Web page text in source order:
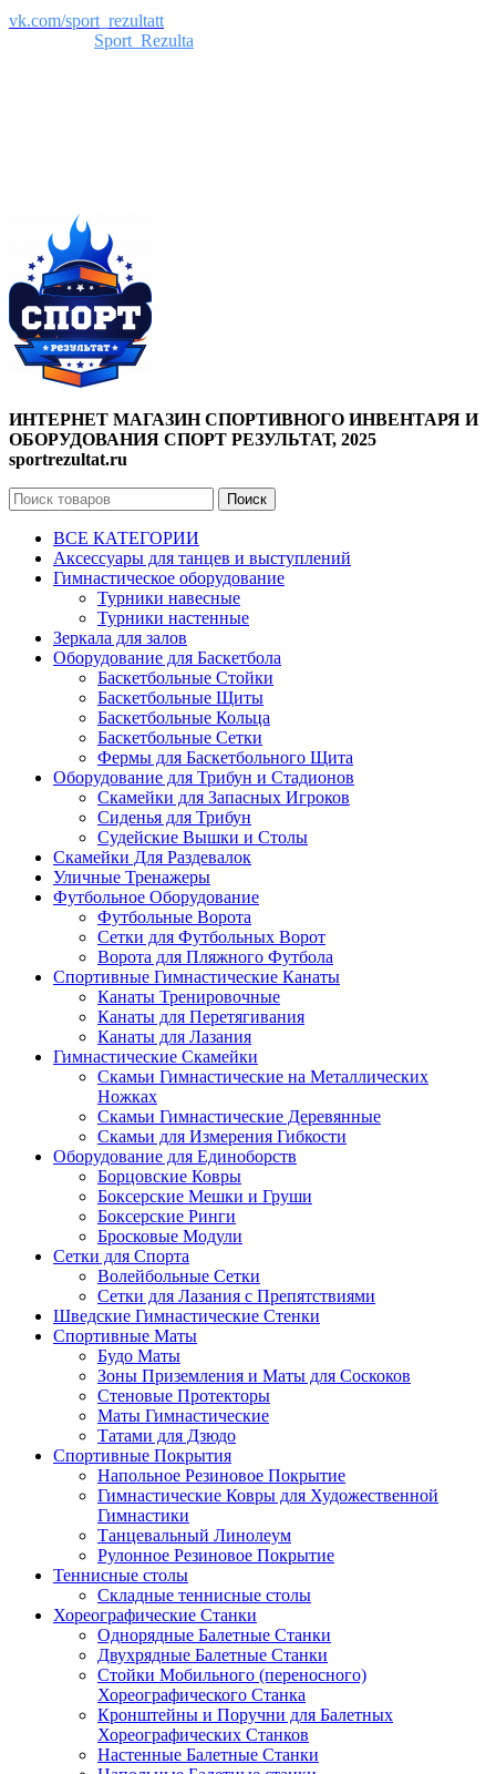
vk.com/sport_rezultatt
Sport_Rezulta
ИНТЕРНЕТ МАГАЗИН СПОРТИВНОГО ИНВЕНТАРЯ И
ОБОРУДОВАНИЯ СПОРТ РЕЗУЛЬТАТ, 2025
sportrezultat.ru
Поиск
ВСЕ КАТЕГОРИИ
Аксессуары для танцев и выступлений
Гимнастическое оборудование
Турники навесные
Турники настенные
Зеркала для залов
Оборудование для Баскетбола
Баскетбольные Стойки
Баскетбольные Щиты
Баскетбольные Кольца
Баскетбольные Сетки
Фермы для Баскетбольного Щита
Оборудование для Трибун и Стадионов
Скамейки для Запасных Игроков
Сиденья для Трибун
Судейские Вышки и Столы
Скамейки Для Раздевалок
Уличные Тренажеры
Футбольное Оборудование
Футбольные Ворота
Сетки для Футбольных Ворот
Ворота для Пляжного Футбола
Спортивные Гимнастические Канаты
Канаты Тренировочные
Канаты для Перетягивания
Канаты для Лазания
Гимнастические Скамейки
Скамьи Гимнастические на Металлических
Ножках
Скамьи Гимнастические Деревянные
Скамьи для Измерения Гибкости
Оборудование для Единоборств
Борцовские Ковры
Боксерские Мешки и Груши
Боксерские Ринги
Бросковые Модули
Сетки для Спорта
Волейбольные Сетки
Сетки для Лазания с Препятствиями
Шведские Гимнастические Стенки
Спортивные Маты
Будо Маты
Зоны Приземления и Маты для Соскоков
Стеновые Протекторы
Маты Гимнастические
Татами для Дзюдо
Спортивные Покрытия
Напольное Резиновое Покрытие
Гимнастические Ковры для Художественной
Гимнастики
Танцевальный Линолеум
Рулонное Резиновое Покрытие
Теннисные столы
Складные теннисные столы
Хореографические Станки
Однорядные Балетные Станки
Двухрядные Балетные Станки
Стойки Мобильного (переносного)
Хореографического Станка
Кронштейны и Поручни для Балетных
Хореографических Станков
Настенные Балетные Станки